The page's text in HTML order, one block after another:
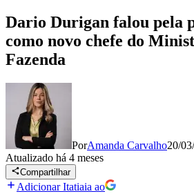
Dario Durigan falou pela
como novo chefe do
Fazenda
PorAmanda Carvalho20/
Atualizado há 4 meses
Compartilhar
Adicionar Itatiaia ao